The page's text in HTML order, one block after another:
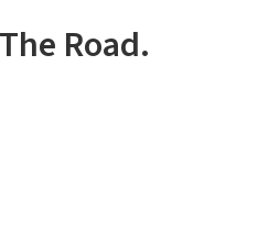
Road.